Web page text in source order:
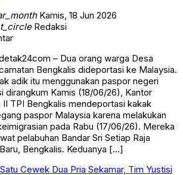
Kamis, 18 Jun 2026
Redaksi
– Dua orang warga Desa
Bengkalis dideportasi ke Malaysia.
adik itu menggunakan paspor negeri
dirangkum Kamis (18/06/26), Kantor
II TPI Bengkalis mendeportasi kakak
paspor Malaysia karena melakukan
pada Rabu (17/06/26). Mereka
pelabuhan Bandar Sri Setiap Raja
Bengkalis. Keduanya […]